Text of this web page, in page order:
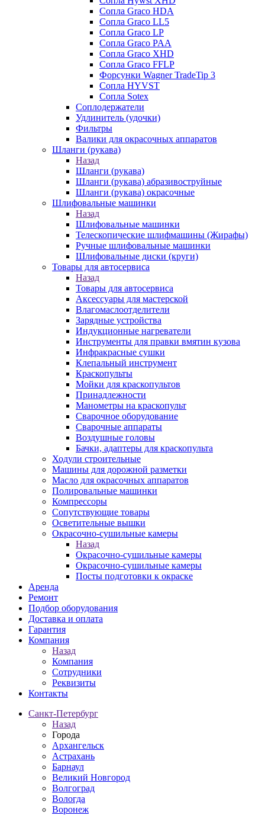
Сопла Graco HDA
Сопла Graco LL5
Сопла Graco LP
Сопла Graco PAA
Сопла Graco XHD
Сопла Graco FFLP
Форсунки Wagner TradeTip 3
Сопла HYVST
Сопла Sotex
Соплодержатели
Удлинитель (удочки)
Фильтры
Валики для окрасочных аппаратов
Шланги (рукава)
Назад
Шланги (рукава)
Шланги (рукава) абразивоструйные
Шланги (рукава) окрасочные
Шлифовальные машинки
Назад
Шлифовальные машинки
Телескопические шлифмашины (Жирафы)
Ручные шлифовальные машинки
Шлифовальные диски (круги)
Товары для автосервиса
Назад
Товары для автосервиса
Аксессуары для мастерской
Влагомаслоотделители
Зарядные устройства
Индукционные нагреватели
Инструменты для правки вмятин кузова
Инфракрасные сушки
Клепальный инструмент
Краскопульты
Мойки для краскопультов
Принадлежности
Манометры на краскопульт
Сварочное оборудование
Сварочные аппараты
Воздушные головы
Бачки, адаптеры для краскопульта
Ходули строительные
Машины для дорожной разметки
Масло для окрасочных аппаратов
Полировальные машинки
Компрессоры
Сопутствующие товары
Осветительные вышки
Окрасочно-сушильные камеры
Назад
Окрасочно-сушильные камеры
Окрасочно-сушильные камеры
Посты подготовки к окраске
Аренда
Ремонт
Подбор оборудования
Доставка и оплата
Гарантия
Компания
Назад
Компания
Сотрудники
Реквизиты
Контакты
Санкт-Петербург
Назад
Города
Архангельск
Астрахань
Барнаул
Великий Новгород
Волгоград
Вологда
Воронеж